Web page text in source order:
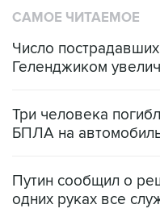
Число
Три человека
Путин сообщил о